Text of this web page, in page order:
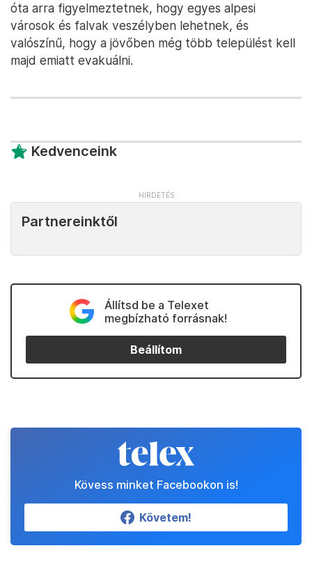
óta arra figyelmeztetnek, hogy egyes alpesi
városok és falvak veszélyben lehetnek, és
valószínű, hogy a jövőben még több települést kell
majd emiatt evakuálni.
Kedvenceink
Partnereinktől
Állítsd be a Telexet
megbízható forrásnak!
Beállítom
Kövess minket Facebookon is!
Követem!